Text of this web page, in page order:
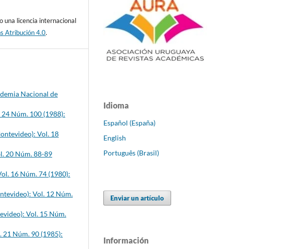
una licencia internacional
Atribución 4.0.
Nacional de
Núm. 100 (1988):
Vol. 18
20 Núm. 88-89
16 Núm. 74 (1980):
Vol. 12 Núm.
Vol. 15 Núm.
Núm. 90 (1985):
Idioma
Español (España)
English
Português (Brasil)
Enviar un artículo
Información